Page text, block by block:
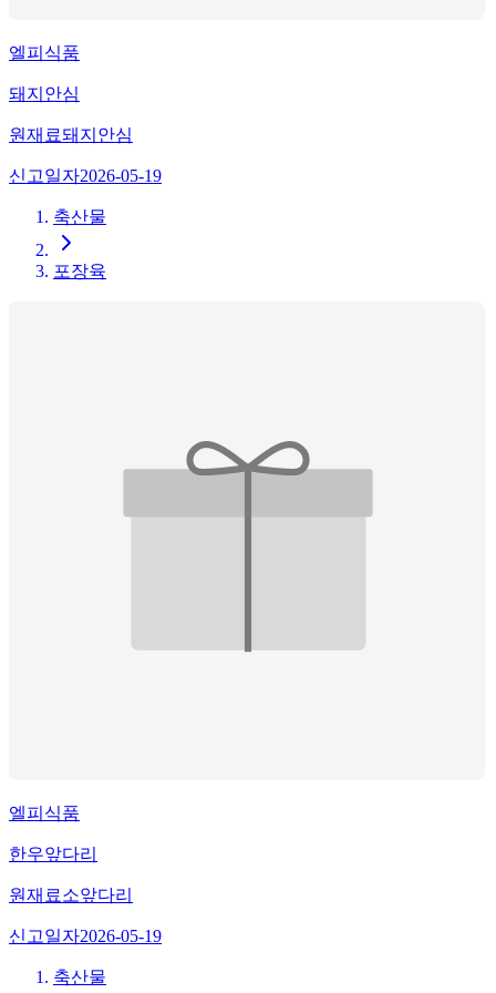
엘피식품
돼지안심
원재료돼지안심
신고일자2026-05-19
축산물
포장육
엘피식품
한우앞다리
원재료소앞다리
신고일자2026-05-19
축산물